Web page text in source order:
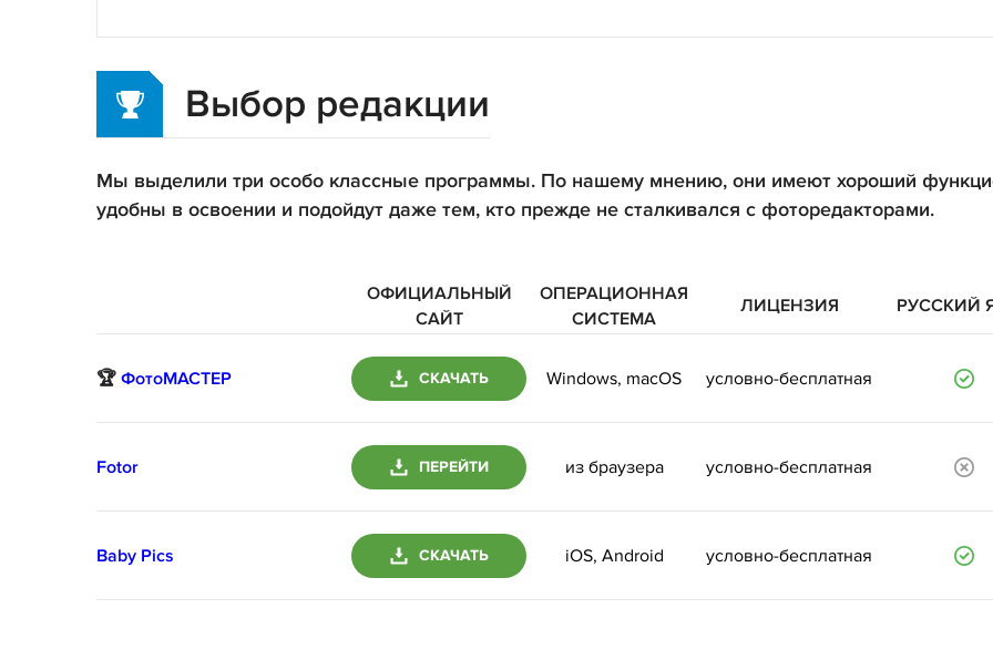
Выбор редакции
Мы выделили три особо классные программы. По нашему мнению, они имеют хороший
удобны в освоении и подойдут даже тем, кто прежде не сталкивался с фоторедакторами.
ОФИЦИАЛЬНЫЙ
САЙТ
ОПЕРАЦИОННАЯ
СИСТЕМА
ЛИЦЕНЗИЯ РУССКИЙ
🏆 ФотоМАСТЕР
Fotor
Baby Pics
СКАЧАТЬ
ПЕРЕЙТИ
СКАЧАТЬ
Windows, macOS
из браузера
iOS, Android
условно-бесплатная
условно-бесплатная
условно-бесплатная